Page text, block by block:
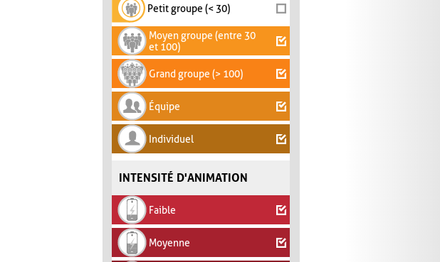
Petit groupe (< 30)
Moyen groupe (entre 30
et 100)
Grand groupe (> 100)
Équipe
Individuel
INTENSITÉ D'ANIMATION
Faible
Moyenne